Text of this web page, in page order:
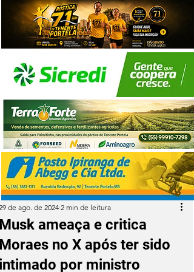
ameaça e critica
no X após ter sido
por ministro
de ago. de 2024 2 min de leitura